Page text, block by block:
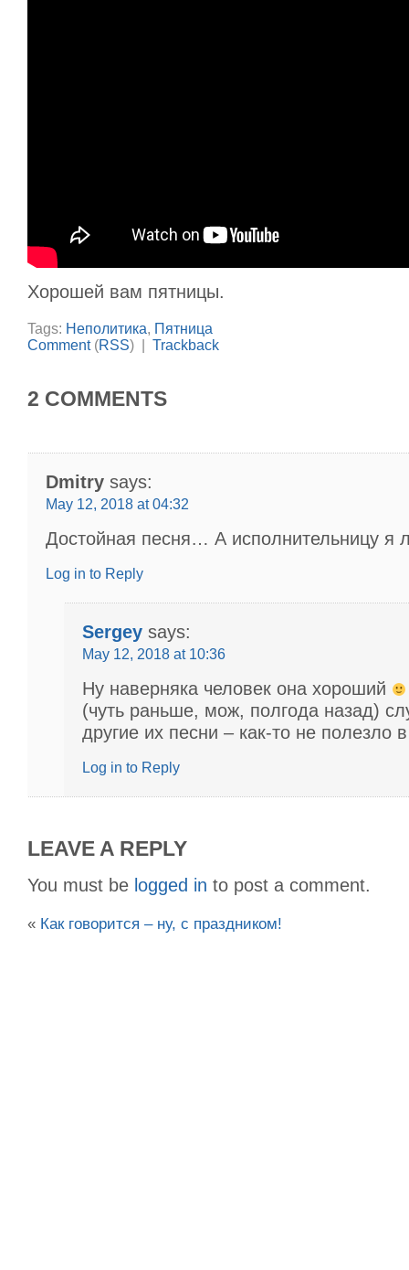
Хорошей вам пятницы.
Tags: Неполитика, Пятница
Comment(RSS) | Trackback
2 COMMENTS
Dmitry says:
May 12, 2018 at 04:32
Достойная песня… А исполнительницу я
Log in to Reply
Sergey says:
May 12, 2018 at 10:36
Ну наверняка человек она хороший
(чуть раньше, мож, полгода назад)
другие их песни – как-то не
Log in to Reply
LEAVE A REPLY
You must be logged in to post a comment.
« Как говорится – ну, с праздником!